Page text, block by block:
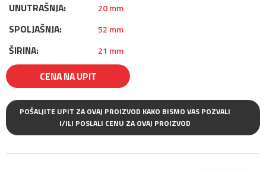
UNUTRAŠNJA: 20 mm
SPOLJAŠNJA: 52 mm
ŠIRINA: 21 mm
CENA NA UPIT
POŠALJITE UPIT ZA OVAJ PROIZVOD KAKO BISMO VAS POZVALI
I/ILI POSLALI CENU ZA OVAJ PROIZVOD